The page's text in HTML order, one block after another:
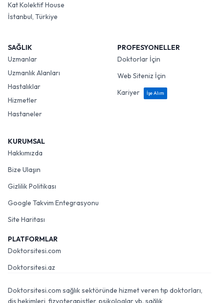
Kat Kolektif House
İstanbul, Türkiye
SAĞLIK
Uzmanlar
Uzmanlık Alanları
Hastalıklar
Hizmetler
Hastaneler
PROFESYONELLER
Doktorlar İçin
Web Siteniz İçin
Kariyer
İşe Alım
KURUMSAL
Hakkımızda
Bize Ulaşın
Gizlilik Politikası
Google Takvim Entegrasyonu
Site Haritası
PLATFORMLAR
Doktorsitesi.com
Doktorsitesi.az
Doktorsitesi.com sağlık sektöründe hizmet veren tıp doktorları,
diş hekimleri, fizyoterapistler, psikologlar vb. sağlık